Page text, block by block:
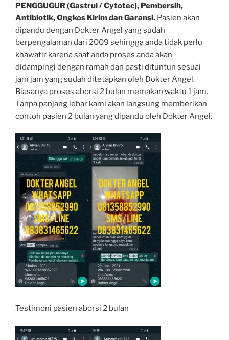
PENGGUGUR (Gastrul / Cytotec), Pembersih,
Antibiotik, Ongkos Kirim dan Garansi. Pasien akan
dipandu dengan Dokter Angel yang sudah
berpengalaman dari 2009 sehingga anda tidak perlu
khawatir karena saat anda proses anda akan
didampingi dengan ramah dan pasti dituntun sesuai
jam jam yang sudah ditetapkan oleh Dokter Angel.
Biasanya proses aborsi 2 bulan memakan waktu 1 jam.
Tanpa panjang lebar kami akan langsung memberikan
contoh pasien 2 bulan yang dipandu oleh Dokter Angel.
Testimoni pasien aborsi 2 bulan